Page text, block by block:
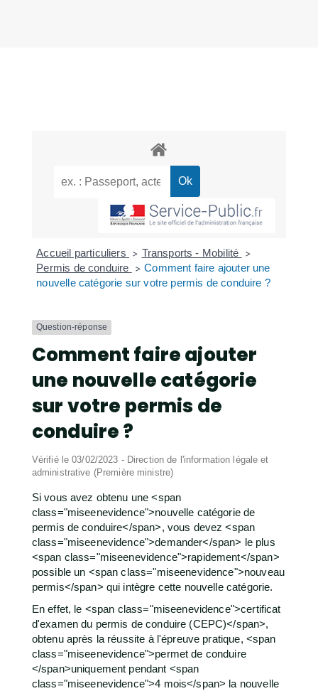
Accueil particuliers > Transports - Mobilité >
Permis de conduire > Comment faire ajouter une
nouvelle catégorie sur votre permis de conduire ?
Question-réponse
Comment faire ajouter
une nouvelle catégorie
sur votre permis de
conduire ?
Vérifié le 03/02/2023 - Direction de l'information légale et
administrative (Première ministre)
Si vous avez obtenu une <span
class="miseenevidence">nouvelle catégorie de
permis de conduire</span>, vous devez <span
class="miseenevidence">demander</span> le plus
<span class="miseenevidence">rapidement</span>
possible un <span class="miseenevidence">nouveau
permis</span> qui intègre cette nouvelle catégorie.
En effet, le <span class="miseenevidence">certificat
d'examen du permis de conduire (CEPC)</span>,
obtenu après la réussite à l'épreuve pratique, <span
class="miseenevidence">permet de conduire
</span>uniquement pendant <span
class="miseenevidence">4 mois</span> la nouvelle